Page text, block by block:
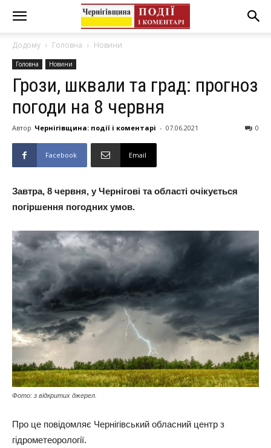
Додому Головна Новини
Головна Новини
Грози, шквали та град: прогноз
погоди на 8 червня
Автор Чернігівщина: події і коментарі - 07.06.2021 0
Facebook Email
Завтра, 8 червня, у Чернігові та області очікується
погіршення погодних умов.
Фото: з відкритих джерел.
Про це повідомляє Чернігівський обласний центр з
гідрометеорології.